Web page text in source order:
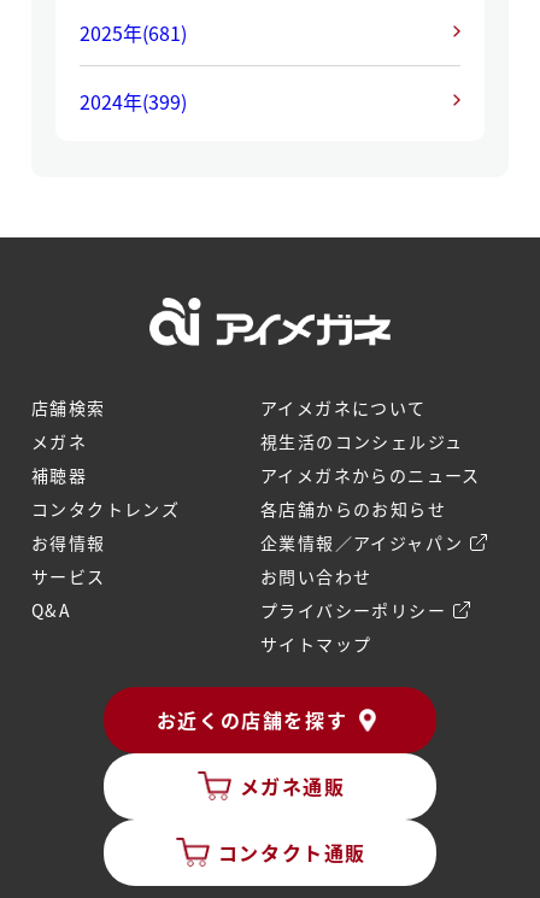
2025年(681)
2024年(399)
店舗検索
メガネ
補聴器
コンタクトレンズ
お得情報
サービス
Q&A
アイメガネについて
視生活のコンシェルジュ
アイメガネからのニュース
各店舗からのお知らせ
企業情報／アイジャパン
お問い合わせ
プライバシーポリシー
サイトマップ
お近くの店舗を探す
メガネ通販
コンタクト通販